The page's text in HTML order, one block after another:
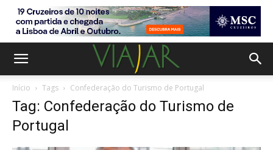
Início Tags Confederação do Turismo de Portugal
Tag: Confederação do Turismo de
Portugal